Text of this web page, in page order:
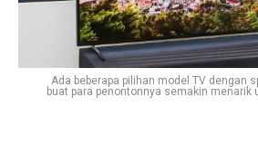
Ada beberapa pilihan model TV dengan
buat para penontonnya semakin menarik